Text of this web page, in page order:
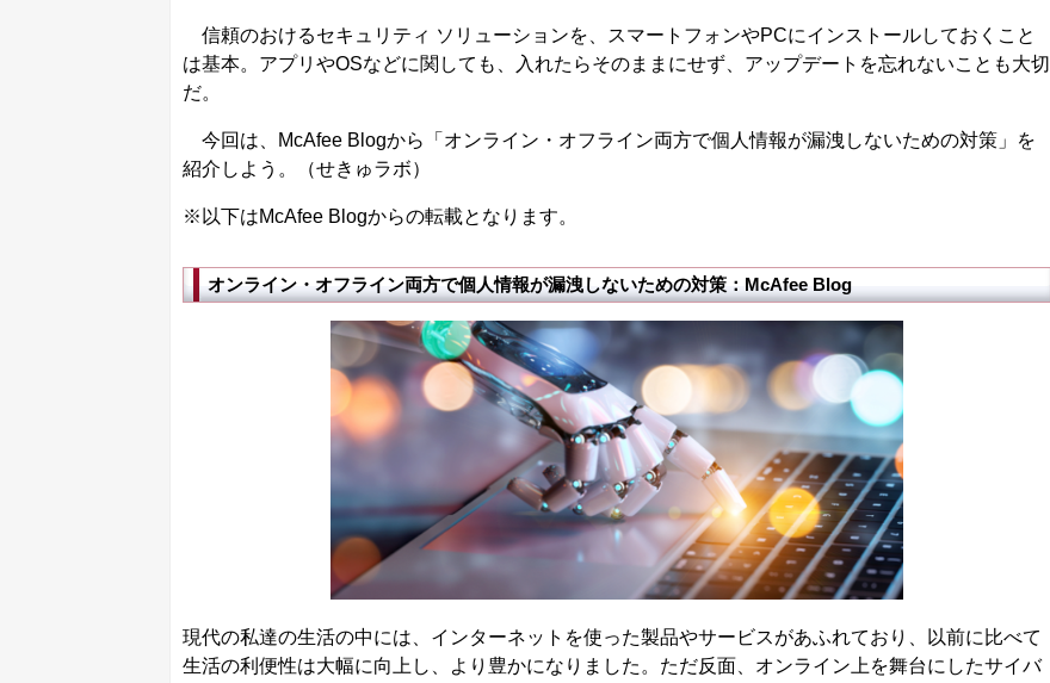
信頼のおけるセキュリティ ソリューションを、スマートフォンやPCにインストールしておくこと
は基本。アプリやOSなどに関しても、入れたらそのままにせず、アップデートを忘れないことも大切
だ。
今回は、McAfee Blogから「オンライン・オフライン両方で個人情報が漏洩しないための対策」を
紹介しよう。（せきゅラボ）
※以下はMcAfee Blogからの転載となります。
オンライン・オフライン両方で個人情報が漏洩しないための対策：McAfee Blog
現代の私達の生活の中には、インターネットを使った製品やサービスがあふれており、以前に比べて
生活の利便性は大幅に向上し、より豊かになりました。ただ反面、オンライン上を舞台にしたサイバ